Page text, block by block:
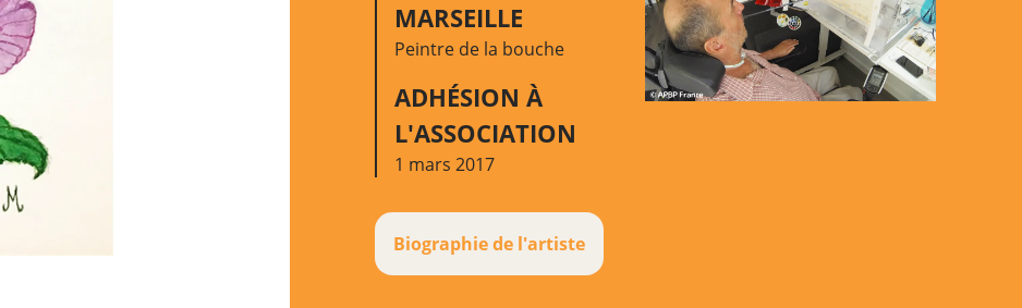
MARSEILLE
Peintre de la bouche
ADHÉSION À
L'ASSOCIATION
1 mars 2017
Biographie de l'artiste